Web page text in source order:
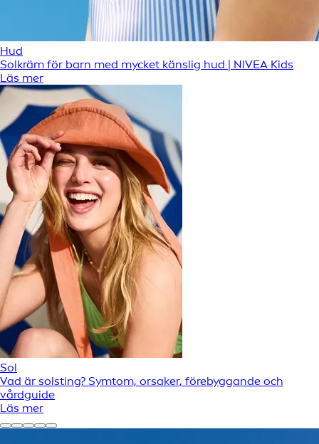
Hud
Solkräm för barn med mycket känslig hud | NIVEA Kids
Läs mer
Sol
Vad är solsting? Symtom, orsaker, förebyggande och
vårdguide
Läs mer